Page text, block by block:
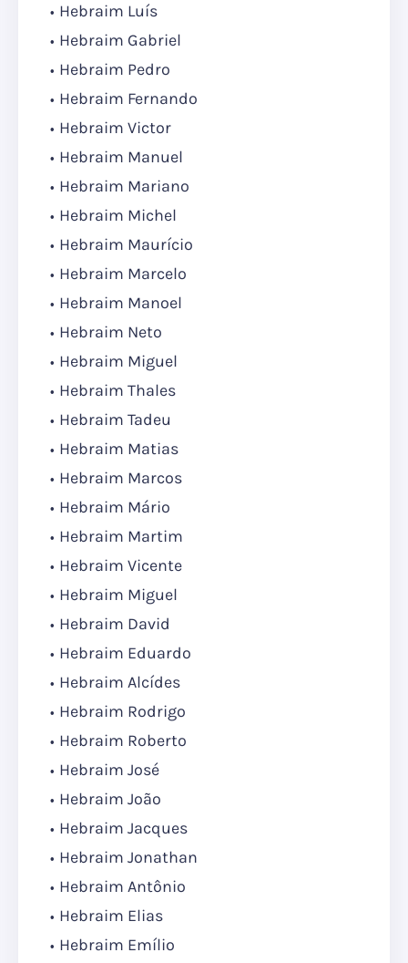
Hebraim Luís
Hebraim Gabriel
Hebraim Pedro
Hebraim Fernando
Hebraim Victor
Hebraim Manuel
Hebraim Mariano
Hebraim Michel
Hebraim Maurício
Hebraim Marcelo
Hebraim Manoel
Hebraim Neto
Hebraim Miguel
Hebraim Thales
Hebraim Tadeu
Hebraim Matias
Hebraim Marcos
Hebraim Mário
Hebraim Martim
Hebraim Vicente
Hebraim Miguel
Hebraim David
Hebraim Eduardo
Hebraim Alcídes
Hebraim Rodrigo
Hebraim Roberto
Hebraim José
Hebraim João
Hebraim Jacques
Hebraim Jonathan
Hebraim Antônio
Hebraim Elias
Hebraim Emílio